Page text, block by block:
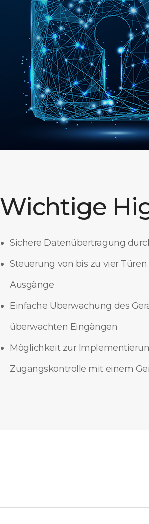
Wichtige
Sichere Datenübertragung
Steuerung von bis zu vier
Ausgänge
Einfache Überwachung des
überwachten Eingängen
Möglichkeit zur
Zugangskontrolle mit einem